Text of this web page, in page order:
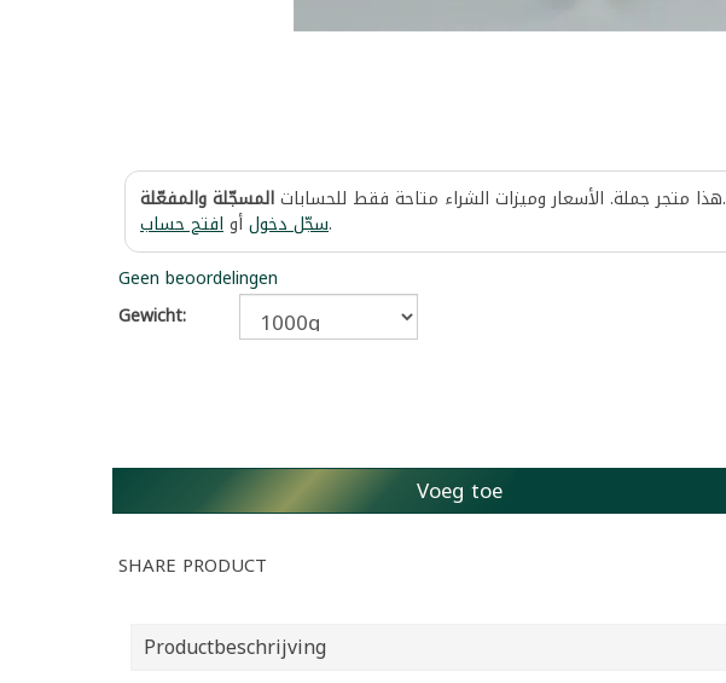
هذا متجر جملة. الأسعار وميزات الشراء متاحة فقط للحساباتالمسجّلة والمفعّلة .
سجّل دخولأوافتح حساب
.
Geen beoordelingen
Gewicht:
Voeg toe
SHARE PRODUCT
Productbeschrijving